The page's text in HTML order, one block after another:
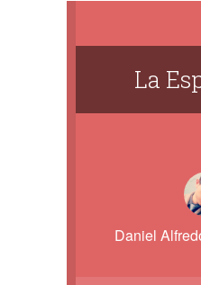
La
Daniel